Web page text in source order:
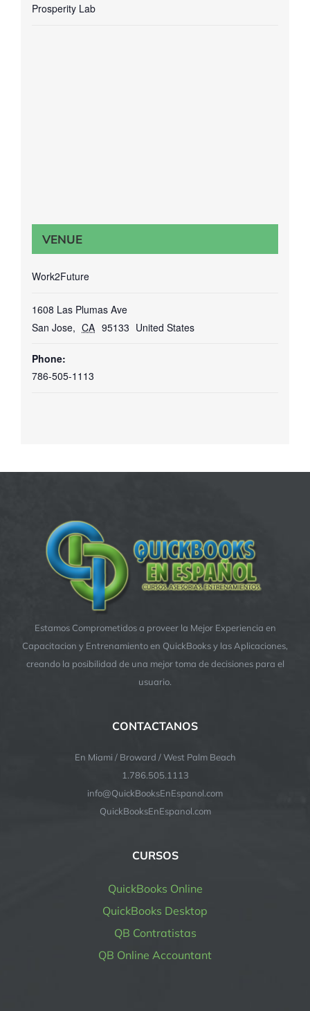
Prosperity Lab
VENUE
Work2Future
1608 Las Plumas Ave
San Jose, CA 95133 United States
Phone:
786-505-1113
Estamos Comprometidos a proveer la Mejor Experiencia en
Capacitacion y Entrenamiento en QuickBooks y las Aplicaciones,
creando la posibilidad de una mejor toma de decisiones para el
usuario.
CONTACTANOS
En Miami / Broward / West Palm Beach
1.786.505.1113
info@QuickBooksEnEspanol.com
QuickBooksEnEspanol.com
CURSOS
QuickBooks Online
QuickBooks Desktop
QB Contratistas
QB Online Accountant